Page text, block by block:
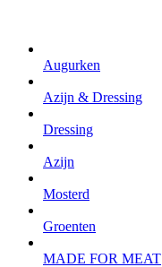
Augurken
Azijn & Dressing
Dressing
Azijn
Mosterd
Groenten
MADE FOR MEAT